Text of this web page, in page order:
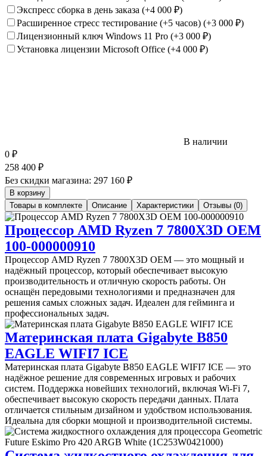
Экспресс сборка в день заказа (+4 000 ₽)
Расширенное стресс тестирование (+5 часов) (+3 000 ₽)
Лицензионный ключ Windows 11 Pro (+3 000 ₽)
Установка лицензии Microsoft Office (+4 000 ₽)
В наличии
0 ₽
258 400 ₽
Без скидки магазина: 297 160 ₽
В корзину
Товары в комплекте
Описание Характеристики Отзывы (0)
Процессор AMD Ryzen 7 7800X3D OEM
100-000000910
Процессор AMD Ryzen 7 7800X3D OEM — это мощный и
надёжный процессор, который обеспечивает высокую
производительность и отличную скорость работы. Он
оснащён передовыми технологиями и предназначен для
решения самых сложных задач. Идеален для гейминга и
профессиональных задач.
Материнская плата Gigabyte B850
EAGLE WIFI7 ICE
Материнская плата Gigabyte B850 EAGLE WIFI7 ICE — это
надёжное решение для современных игровых и рабочих
систем. Поддержка новейших технологий, включая Wi-Fi 7,
обеспечивает высокую скорость передачи данных. Плата
отличается стильным дизайном и удобством использования.
Идеальна для сборки мощной и производительной системы.